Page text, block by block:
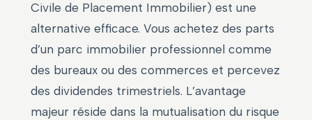
Civile de Placement Immobilier) est une
alternative efficace. Vous achetez des parts
d’un parc immobilier professionnel comme
des bureaux ou des commerces et percevez
des dividendes trimestriels. L’avantage
majeur réside dans la mutualisation du risque